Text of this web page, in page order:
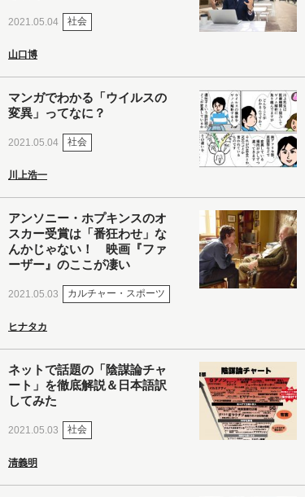
2021.05.04 社会
山口博
マンガでわかる「ウイルスの
変異」ってなに？
2021.05.04 社会
川上浩一
アンソニー・ホプキンスのオ
スカー受賞は「番狂わせ」な
んかじゃない！ 映画『ファ
ーザー』のここが凄い
2021.05.03 カルチャー・スポーツ
ヒナタカ
ネットで話題の「陰謀論チャ
ート」を徹底解説＆日本語訳
してみた
2021.05.03 社会
清義明